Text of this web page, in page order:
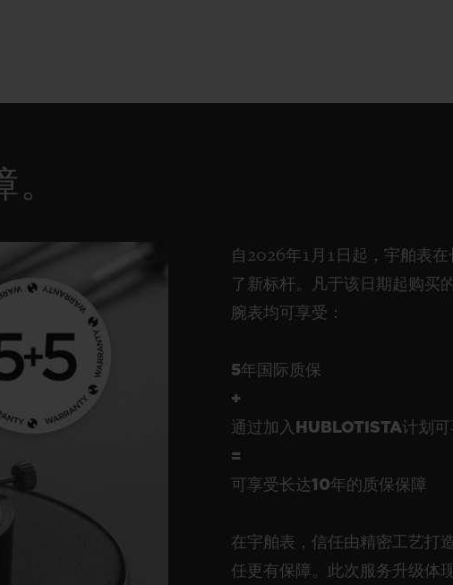
自2026年1月1日起，宇舶表
了新标杆。凡于该日期起购买
腕表均可享受：
5年国际质保
+
通过加入HUBLOTISTA计划
=
可享受长达10年的质保保障
在宇舶表，信任由精密工艺打
任更有保障。此次服务升级体